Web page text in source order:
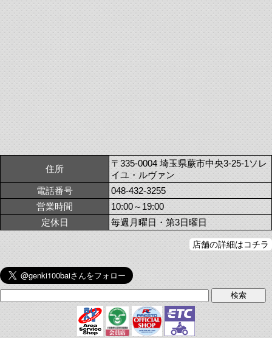
住所
〒335-0004 埼玉県蕨市中央3-25-1ソレ
イユ・ルヴァン
電話番号
048-432-3255
営業時間
10:00～19:00
定休日
毎週月曜日・第3日曜日
店舗の詳細はコチラ